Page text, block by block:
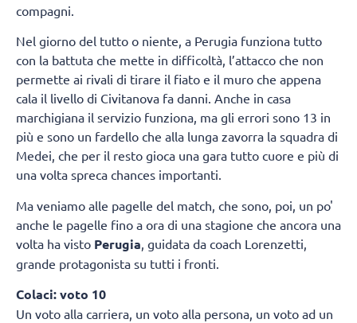
compagni.
Nel giorno del tutto o niente, a Perugia funziona tutto
con la battuta che mette in difficoltà, l’attacco che non
permette ai rivali di tirare il fiato e il muro che appena
cala il livello di Civitanova fa danni. Anche in casa
marchigiana il servizio funziona, ma gli errori sono 13 in
più e sono un fardello che alla lunga zavorra la squadra di
Medei, che per il resto gioca una gara tutto cuore e più di
una volta spreca chances importanti.
Ma veniamo alle pagelle del match, che sono, poi, un po'
anche le pagelle fino a ora di una stagione che ancora una
volta ha visto Perugia , guidata da coach Lorenzetti,
grande protagonista su tutti i fronti.
Colaci: voto 10
Un voto alla carriera, un voto alla persona, un voto ad un